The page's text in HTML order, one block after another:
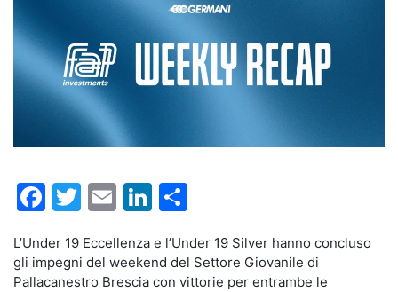
Facebook
Twitter
EmailLinkedIn
L’Under 19 Eccellenza e l’Under 19 Silver hanno concluso
gli impegni del weekend del Settore Giovanile di
Pallacanestro Brescia con vittorie per entrambe le